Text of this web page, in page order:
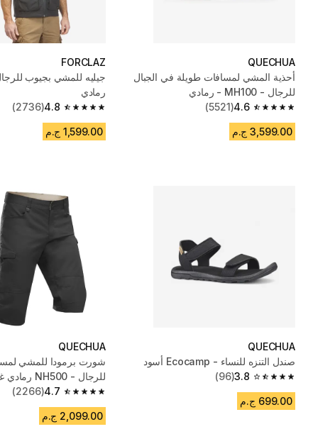
QUECHUA
أحذية المشي لمسافات طويلة في الجبال
للرجال - MH100 - رمادي
4.6
4.6 out of 5 stars from 5521 reviews
(5521)
3,599.00 ج.م
FORCLAZ
رمادي
4.8
4.8 out of 5 stars from 2736 reviews
(2736)
1,599.00 ج.م
QUECHUA
صندل التنزه للنساء - Ecocamp أسود
3.8
3.8 out of 5 stars from 96 reviews
(96)
699.00 ج.م
QUECHUA
شورت برمودا للمشي
للرجال - NH500 رمادي غامق
4.7
4.7 out of 5 stars from 2266 reviews
(2266)
2,099.00 ج.م